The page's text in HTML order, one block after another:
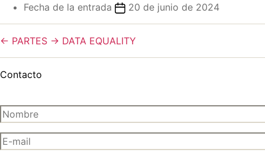
Fecha de la entrada 20 de junio de 2024
← PARTES → DATA EQUALITY
Contacto